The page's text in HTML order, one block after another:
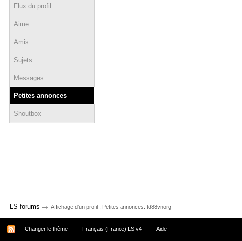
Flux du profil
Aime
Amis
Sujets
Messages
Petites annonces
Shoutbox
LS forums → Affichage d'un profil : Petites annonces: td88vnorg
Changer le thème Français (France) LS v4 Aide